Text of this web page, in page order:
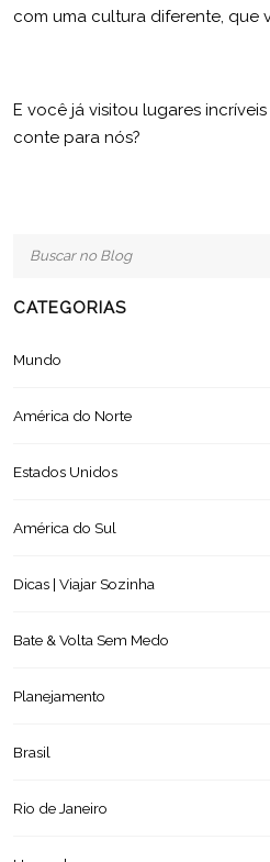
com uma cultura diferente, que
E você já visitou lugares
conte para nós?
CATEGORIAS
Mundo
América do Norte
Estados Unidos
América do Sul
Dicas | Viajar Sozinha
Bate & Volta Sem Medo
Planejamento
Brasil
Rio de Janeiro